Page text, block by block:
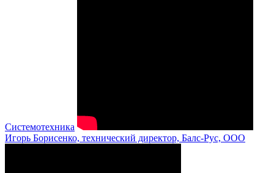
Системотехника
Игорь Борисенко, технический директор, Балс-Рус, ООО